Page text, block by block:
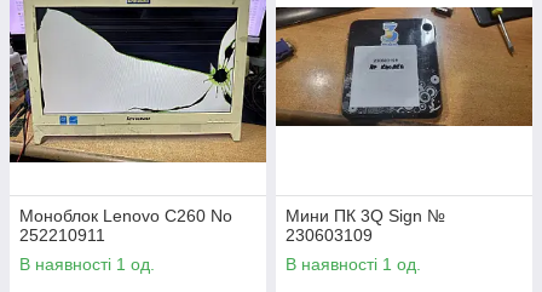
Моноблок Lenovo C260 No
252210911
В наявності 1 од.
Мини ПК 3Q Sign №
230603109
В наявності 1 од.